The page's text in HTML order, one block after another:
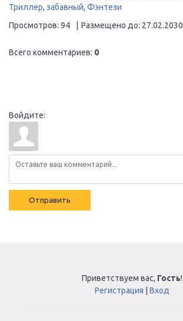
Триллер, забавный, Фэнтези
Просмотров: 94 Размещено до: 27.02.2030
Всего комментариев: 0
Войдите:
Отправить
Приветствуем вас, Гость!
Регистрация
Вход